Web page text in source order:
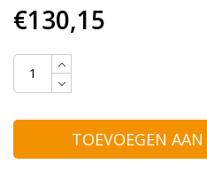
€130,15
TOEVOEGEN